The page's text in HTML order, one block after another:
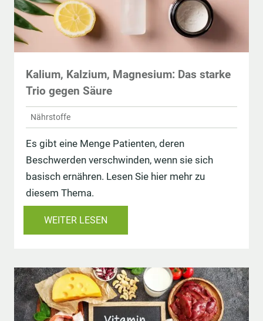
Kalium, Kalzium, Magnesium: Das starke
Trio gegen Säure
Nährstoffe
Es gibt eine Menge Patienten, deren
Beschwerden verschwinden, wenn sie sich
basisch ernähren. Lesen Sie hier mehr zu
diesem Thema.
WEITER LESEN